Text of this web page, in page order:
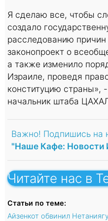
Я сделаю все, чтобы
создало
расследованию
законопроект о
а также изменило
Израиле, проведя
конституцию страны»,
начальник штаба
Важно! Подпишись на
"Наше Кафе: Новости
Читайте нас в
Статьи по теме:
Айзенкот обвинил